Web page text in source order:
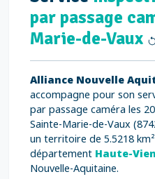
par passage
Marie-de-Vaux
Alliance Nouvelle
accompagne pour son
par passage caméra les
Sainte-Marie-de-Vaux
un territoire de 5.5218
département Haute-
Nouvelle-Aquitaine.